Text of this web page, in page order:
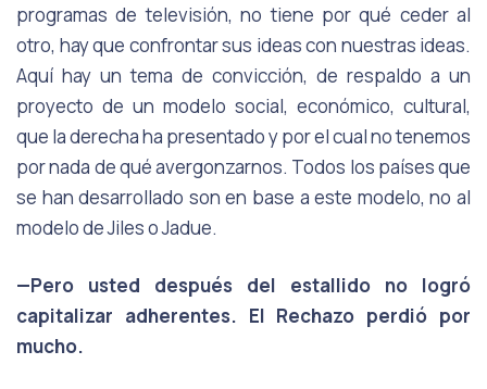
programas de televisión, no tiene por qué ceder al
otro, hay que confrontar sus ideas con nuestras ideas.
Aquí hay un tema de convicción, de respaldo a un
proyecto de un modelo social, económico, cultural,
que la derecha ha presentado y por el cual no tenemos
por nada de qué avergonzarnos. Todos los países que
se han desarrollado son en base a este modelo, no al
modelo de Jiles o Jadue.
—Pero usted después del estallido no logró
capitalizar adherentes. El Rechazo perdió por
mucho.